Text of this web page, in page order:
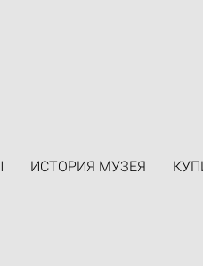
ИСТОРИЯ МУЗЕЯ